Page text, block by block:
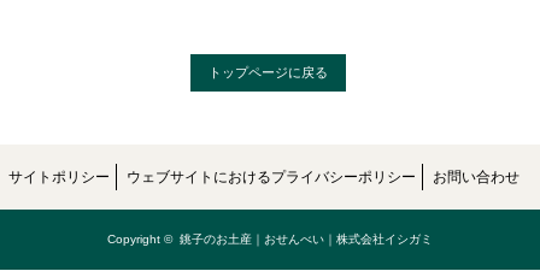
トップページに戻る
サイトポリシー ウェブサイトにおけるプライバシーポリシー お問い合わせ
Copyright © 銚子のお土産｜おせんべい｜株式会社イシガミ